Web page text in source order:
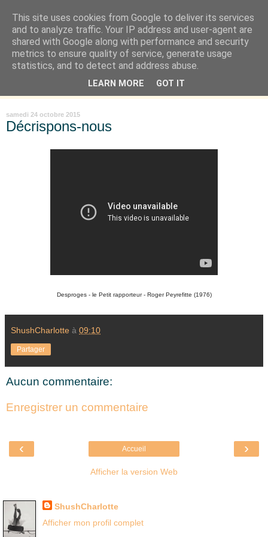
Là où je suis née
"Les temps sont durs pour les rêveurs" mais shush shush,
j'ai le cœur à l'affût et j'ouvre mon carnet de peau. « Soyez
vous-même, tous les autres sont déjà pris. » Oscar Wilde
samedi 24 octobre 2015
Décrispons-nous
Desproges - le Petit rapporteur - Roger Peyrefitte (1976)
ShushCharlotte à 09:10
Partager
Aucun commentaire:
Enregistrer un commentaire
‹ ›
Accueil
Afficher la version Web
ShushCharlotte
Afficher mon profil complet
This site uses cookies from Google to deliver its services
and to analyze traffic. Your IP address and user-agent are
shared with Google along with performance and security
metrics to ensure quality of service, generate usage
statistics, and to detect and address abuse.
LEARN MORE GOT IT